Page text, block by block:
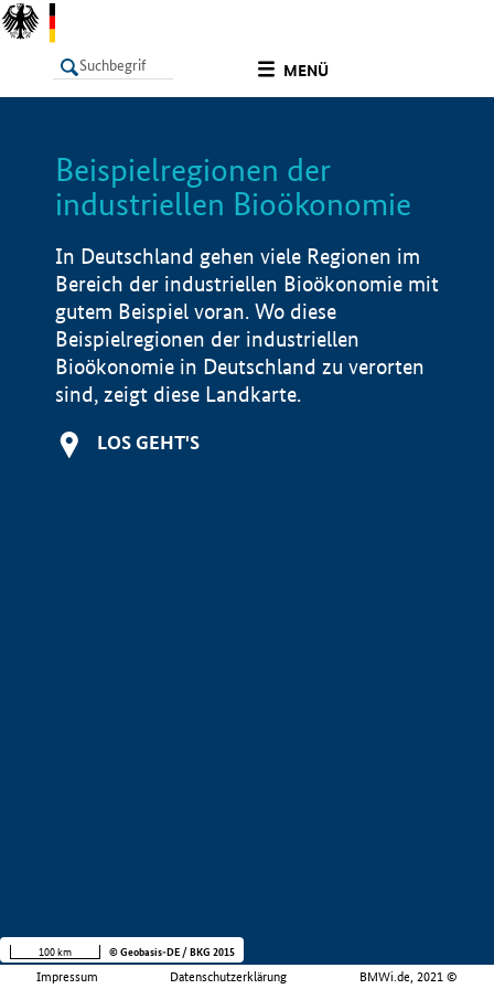
MENÜ
LISTE
Beispielregionen der
industriellen Bioökonomie
In Deutschland gehen viele Regionen im
Bereich der industriellen Bioökonomie mit
gutem Beispiel voran. Wo diese
Beispielregionen der industriellen
Bioökonomie in Deutschland zu verorten
sind, zeigt diese Landkarte.
LOS GEHT'S
Impressum Datenschutzerklärung BMWi.de, 2021 ©
100 km © Geobasis-DE / BKG 2015